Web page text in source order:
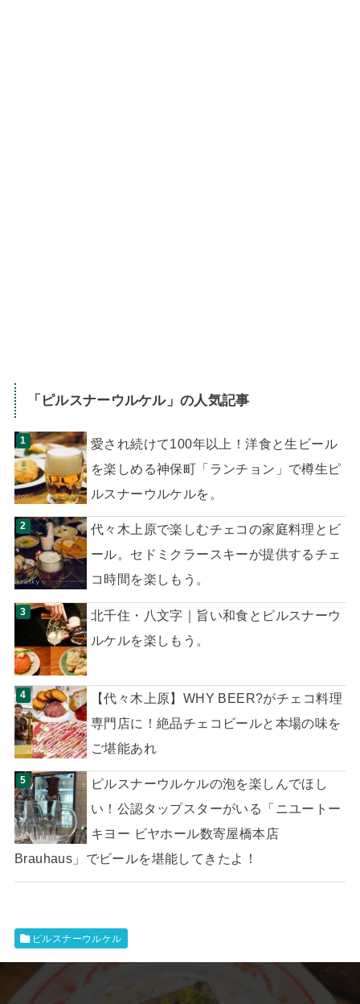
「 ピルスナーウルケル」の人気記事
愛され続けて100年以上！洋食と生ビール
を楽しめる神保町「ランチョン」で樽生ピ
ルスナーウルケルを。
代々木上原で楽しむチェコの家庭料理とビ
ール。セドミクラースキーが提供するチェ
コ時間を楽しもう。
北千住・八文字｜旨い和食とピルスナーウ
ルケルを楽しもう。
【代々木上原】WHY BEER?がチェコ料理
専門店に！絶品チェコビールと本場の味を
ご堪能あれ
ピルスナーウルケルの泡を楽しんでほし
い！公認タップスターがいる「ニユートー
キヨー ビヤホール数寄屋橋本店
Brauhaus」でビールを堪能してきたよ！
ピルスナーウルケル